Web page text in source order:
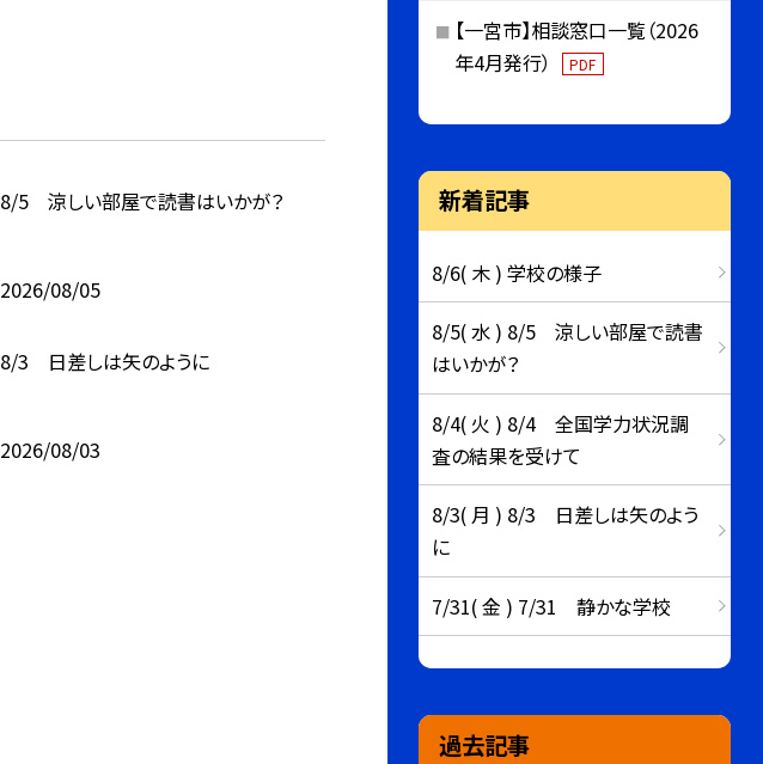
8/5 涼しい部屋で読書はいかが？
2026/08/05
8/3 日差しは矢のように
2026/08/03
【一宮市】相談窓口一覧（2026
年4月発行）
PDF
新着記事
8/6( 木 ) 学校の様子
8/5( 水 ) 8/5 涼しい部屋で読書
はいかが？
8/4( 火 ) 8/4 全国学力状況調
査の結果を受けて
8/3( 月 ) 8/3 日差しは矢のよう
に
7/31( 金 ) 7/31 静かな学校
過去記事